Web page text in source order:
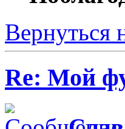
Вернуться
Re: Мой